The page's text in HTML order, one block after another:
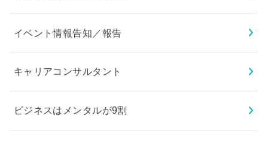
イベント情報告知／報告
キャリアコンサルタント
ビジネスはメンタルが9割